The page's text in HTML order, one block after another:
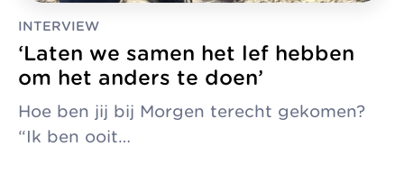
INTERVIEW
‘Laten we samen het lef hebben
om het anders te doen’
Hoe ben jij bij Morgen terecht gekomen?
“Ik ben ooit…